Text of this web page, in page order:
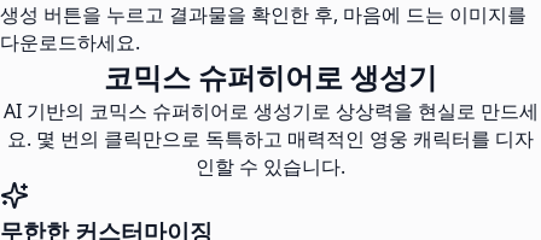
생성 버튼을 누르고 결과물을 확인한 후, 마음에 드는 이미지를
다운로드하세요.
코믹스 슈퍼히어로 생성기
AI 기반의 코믹스 슈퍼히어로 생성기로 상상력을 현실로 만드세
요. 몇 번의 클릭만으로 독특하고 매력적인 영웅 캐릭터를 디자
인할 수 있습니다.
무한한 커스터마이징